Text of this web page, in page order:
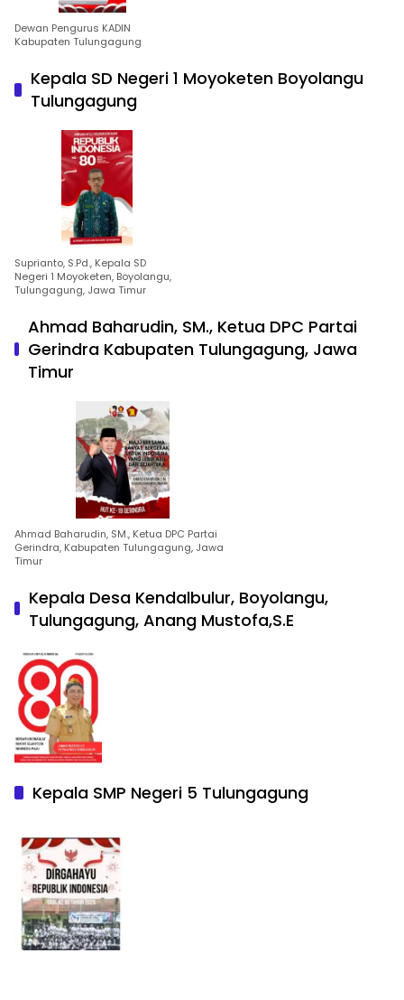
Dewan Pengurus KADIN
Kabupaten Tulungagung
Kepala SD Negeri 1 Moyoketen Boyolangu
Tulungagung
Suprianto, S.Pd., Kepala SD
Negeri 1 Moyoketen, Boyolangu,
Tulungagung, Jawa Timur
Ahmad Baharudin, SM., Ketua DPC Partai
Gerindra Kabupaten Tulungagung, Jawa
Timur
Ahmad Baharudin, SM., Ketua DPC Partai
Gerindra, Kabupaten Tulungagung, Jawa
Timur
Kepala Desa Kendalbulur, Boyolangu,
Tulungagung, Anang Mustofa,S.E
Kepala SMP Negeri 5 Tulungagung